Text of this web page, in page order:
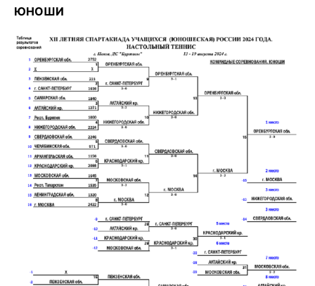
ЮНОШИ